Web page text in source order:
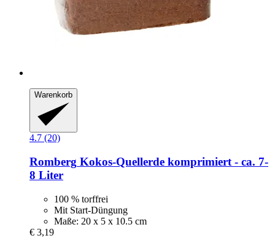
Warenkorb
4.7 (20)
Romberg Kokos-​Quellerde komprimiert -​ ca. 7-​
8 Liter
100 % torffrei
Mit Start-Düngung
Maße: 20 x 5 x 10.5 cm
€ 3,19